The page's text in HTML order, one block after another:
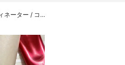
ネーター / コ…